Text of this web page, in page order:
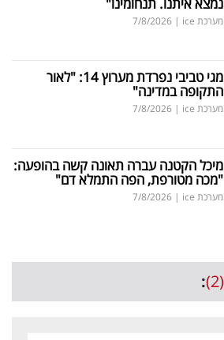
מערכת ice |
7/8/2026
מגי טביבי נפרדת מערוץ 14: "לאור
התקופה במדינה"
מערכת ice |
7/8/2026
מיכל הקטנה עברה תאונה קשה בהופעה:
"מכה מטורפת, הפה התמלא דם"
מערכת ice |
7/8/2026
(2)
: